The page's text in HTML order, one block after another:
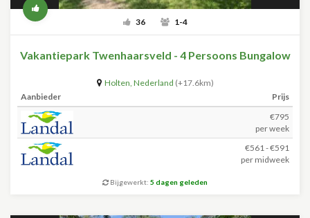
36 1-4
Vakantiepark Twenhaarsveld - 4 Persoons Bungalow
Holten, Nederland (+17.6km)
Aanbieder
Prijs
€795
per week
€561 - €591
per midweek
Bijgewerkt: 5 dagen geleden